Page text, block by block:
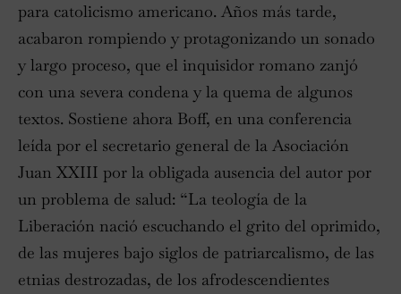
para catolicismo americano. Años más tarde,
acabaron rompiendo y protagonizando un sonado
y largo proceso, que el inquisidor romano zanjó
con una severa condena y la quema de algunos
textos. Sostiene ahora Boff, en una conferencia
leída por el secretario general de la Asociación
Juan XXIII por la obligada ausencia del autor por
un problema de salud: “La teología de la
Liberación nació escuchando el grito del oprimido,
de las mujeres bajo siglos de patriarcalismo, de las
etnias destrozadas, de los afrodescendientes